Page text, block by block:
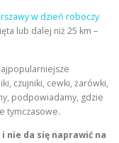
w dzień roboczy
lub dalej niż 25 km –
czujniki, cewki, żarówki,
podpowiadamy, gdzie
tymczasowe.
nie da się naprawić na